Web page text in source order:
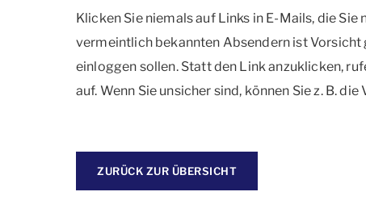
Klicken Sie niemals auf Links in E-Mails, die
vermeintlich bekannten Absendern ist Vorsicht
einloggen sollen. Statt den Link anzuklicken,
auf. Wenn Sie unsicher sind, können Sie z. B.
ZURÜCK ZUR ÜBERSICHT